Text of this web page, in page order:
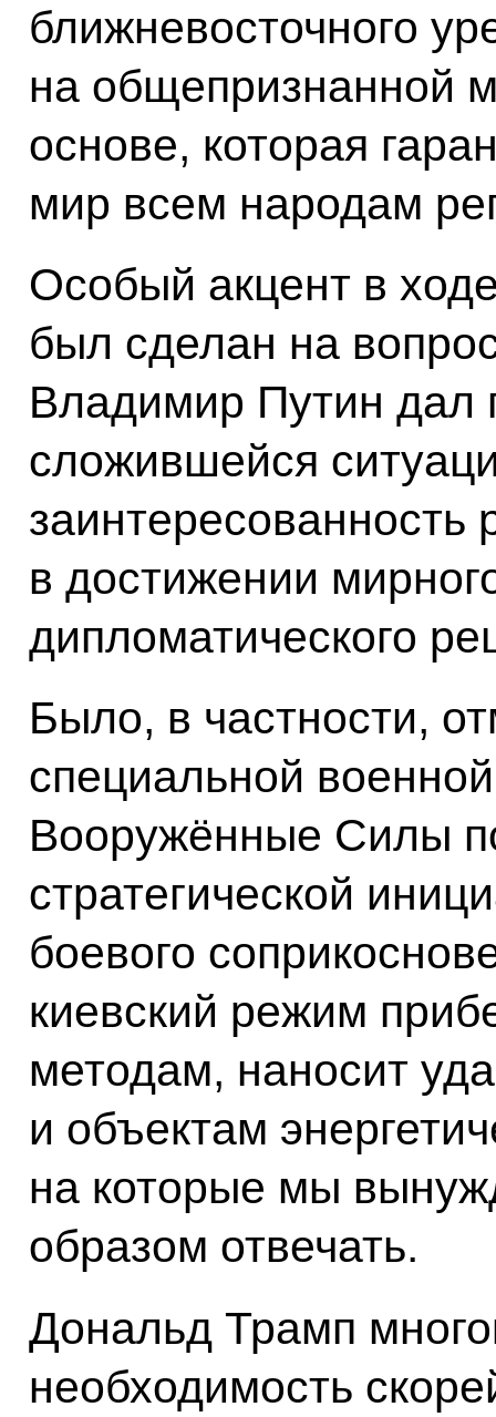
ближневосточного
на общепризнанной
основе, которая
мир всем народам
Особый акцент в
был сделан на
Владимир Путин дал
сложившейся
заинтересованность
в достижении
дипломатического
Было, в частности,
специальной
Вооружённые Силы
стратегической
боевого
киевский режим
методам, наносит
и объектам
на которые мы
образом отвечать.
Дональд Трамп
необходимость